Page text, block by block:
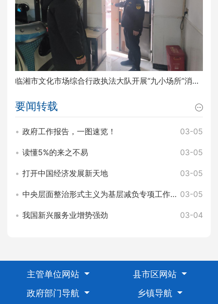
临湘市文化市场综合行政执法大队开展“九小场所”消防安全排查整治工作
要闻转载
政府工作报告，一图速览！ 03-05
读懂5%的来之不易 03-05
打开中国经济发展新天地 03-05
中央层面整治形式主义为基层减负专项工作机制办公室 中央纪委办公厅公开通报3起整治形式主义为基层减负典型问题 03-05
我国新兴服务业增势强劲 03-04
主管单位网站
县市区网站
政府部门导航
乡镇导航